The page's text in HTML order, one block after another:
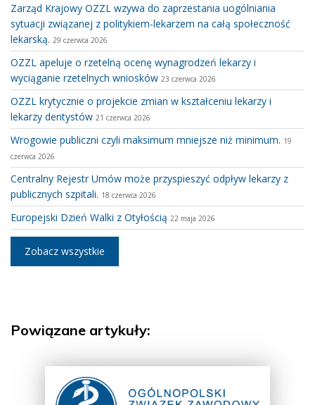
Zarząd Krajowy OZZL wzywa do zaprzestania uogólniania
sytuacji związanej z politykiem-lekarzem na całą społeczność
lekarską. 29 czerwca 2026
OZZL apeluje o rzetelną ocenę wynagrodzeń lekarzy i
wyciąganie rzetelnych wniosków 23 czerwca 2026
OZZL krytycznie o projekcie zmian w kształceniu lekarzy i
lekarzy dentystów 21 czerwca 2026
Wrogowie publiczni czyli maksimum mniejsze niż minimum. 19
czerwca 2026
Centralny Rejestr Umów może przyspieszyć odpływ lekarzy z
publicznych szpitali. 18 czerwca 2026
Europejski Dzień Walki z Otyłością 22 maja 2026
Zobacz wszystkie
Powiązane artykuły: